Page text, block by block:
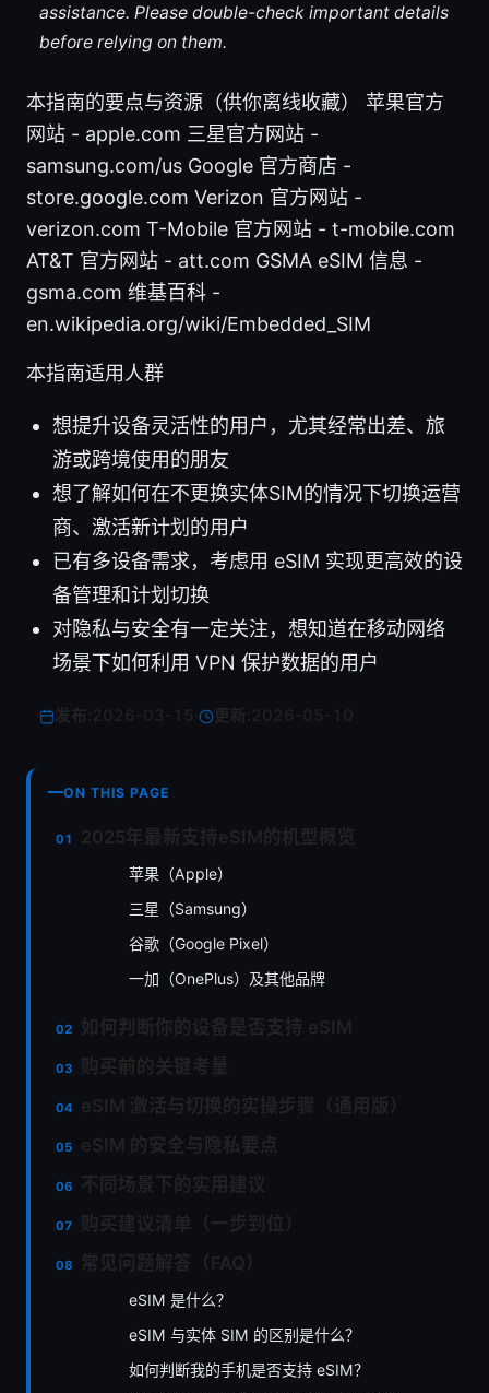
assistance. Please double-check important details
before relying on them.
本指南的要点与资源（供你离线收藏） 苹果官方
网站 - apple.com 三星官方网站 -
samsung.com/us Google 官方商店 -
store.google.com Verizon 官方网站 -
verizon.com T-Mobile 官方网站 - t-mobile.com
AT&T 官方网站 - att.com GSMA eSIM 信息 -
gsma.com 维基百科 -
en.wikipedia.org/wiki/Embedded_SIM
本指南适用人群
想提升设备灵活性的用户，尤其经常出差、旅
游或跨境使用的朋友
想了解如何在不更换实体SIM的情况下切换运营
商、激活新计划的用户
已有多设备需求，考虑用 eSIM 实现更高效的设
备管理和计划切换
对隐私与安全有一定关注，想知道在移动网络
场景下如何利用 VPN 保护数据的用户
更新:
ON THIS PAGE
苹果（Apple）
三星（Samsung）
谷歌（Google Pixel）
一加（OnePlus）及其他品牌
eSIM 是什么？
eSIM 与实体 SIM 的区别是什么？
如何判断我的手机是否支持 eSIM？